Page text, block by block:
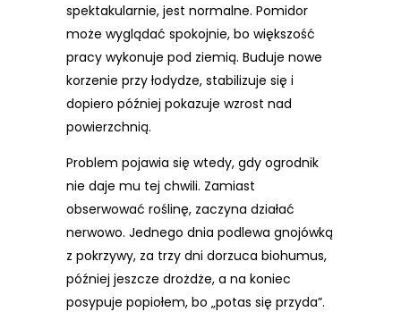
spektakularnie, jest normalne. Pomidor
może wyglądać spokojnie, bo większość
pracy wykonuje pod ziemią. Buduje nowe
korzenie przy łodydze, stabilizuje się i
dopiero później pokazuje wzrost nad
powierzchnią.
Problem pojawia się wtedy, gdy ogrodnik
nie daje mu tej chwili. Zamiast
obserwować roślinę, zaczyna działać
nerwowo. Jednego dnia podlewa gnojówką
z pokrzywy, za trzy dni dorzuca biohumus,
później jeszcze drożdże, a na koniec
posypuje popiołem, bo „potas się przyda”.